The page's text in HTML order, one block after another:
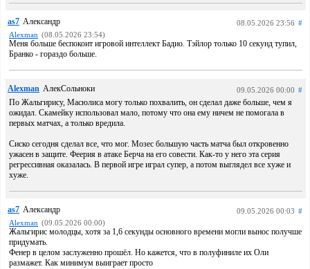
as7 Александр 08.05.2026 23:56 #
Alexman (08.05.2026 23:54)
Меня больше беспокоит игровой интеллект Бадио. Тэйлор только 10 секунд тупил,
Бранко - гораздо больше.
Alexman АлекСольноки 09.05.2026 00:00 #
По Жальгирису, Масюлиса могу только похвалить, он сделал даже больше, чем я
ожидал. Скамейку использовал мало, потому что она ему ничем не помогала в
первых матчах, а только вредила.
Сиско сегодня сделал все, что мог. Мозес большую часть матча был откровенно
ужасен в защите. Феерия в атаке Берча на его совести. Как-то у него эта серия
регрессивная оказалась. В первой игре играл супер, а потом выглядел все хуже и
хуже.
as7 Александр 09.05.2026 00:03 #
Alexman (09.05.2026 00:00)
Жальгирис молодцы, хотя за 1,6 секунды основного времени могли вынос получше
придумать.
Фенер в целом заслуженно прошёл. Но кажется, что в полуфиниле их Оли
размажет. Как минимум выиграет просто